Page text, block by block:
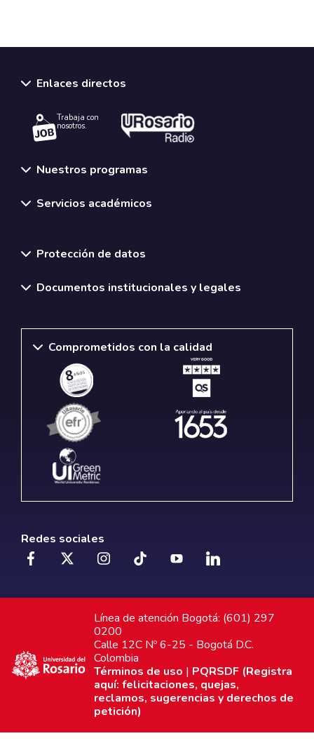
Enlaces directos
Trabaja con
nosotros.
Nuestros programas
Servicios académicos
Protección de datos
Documentos institucionales y legales
Comprometidos con la calidad
Redes sociales
Línea de atención Bogotá: (601) 297
0200
Calle 12C Nº 6-25 - Bogotá D.C.
Colombia
Términos de uso | PQRSDF (Registra
aquí: felicitaciones, quejas,
reclamos, sugerencias y derechos de
petición)